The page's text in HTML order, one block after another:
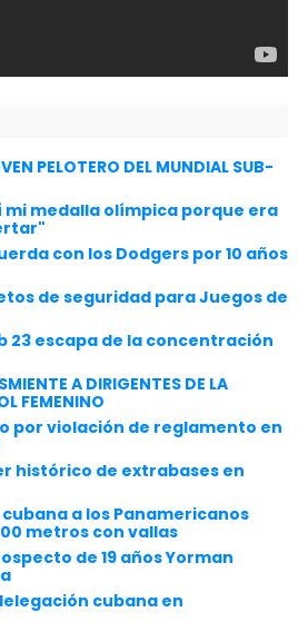
PELOTERO DEL MUNDIAL SUB-
mi medalla olímpica porque era
con los Dodgers por 10 años
de seguridad para Juegos de
23 escapa de la concentración
A DIRIGENTES DE LA
FEMENINO
por violación de reglamento en
histórico de extrabases en
a los Panamericanos
metros con vallas
de 19 años Yorman
cubana en